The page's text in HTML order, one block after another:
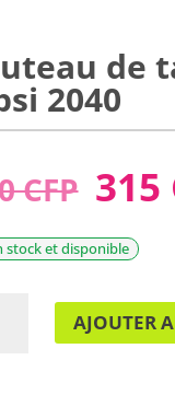
de
2040
CFP 315
stock et disponible
AJOUTER